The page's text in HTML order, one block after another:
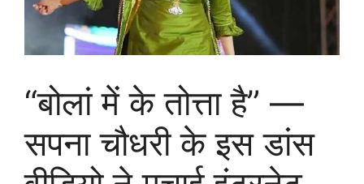
“बोलां में के तोत्ता है” —
सपना चौधरी के इस डांस